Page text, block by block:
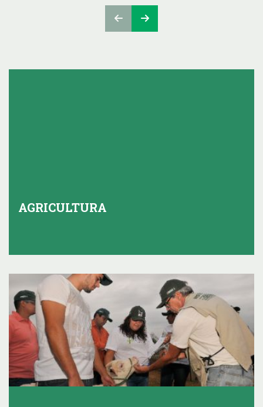
AGRICULTURA